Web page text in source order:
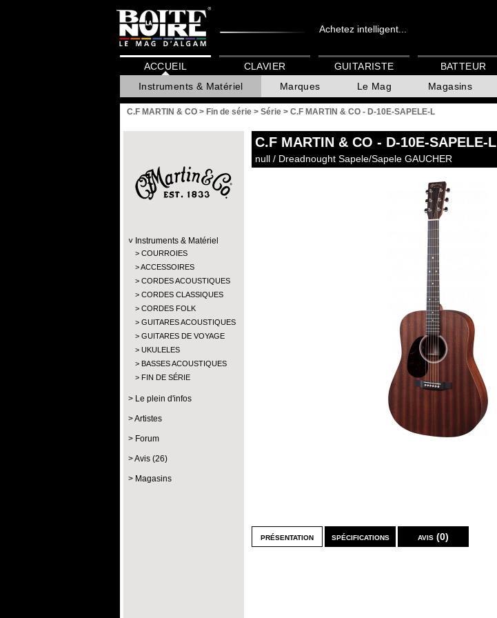
Achetez intelligent...
ACCUEIL
Instruments & Matériel
Marques Le Mag Magasins
CLAVIER GUITARISTE BATTEUR
C.F MARTIN & CO > Fin de série > Série > C.F MARTIN & CO - D-10E-SAPELE-L
Instruments & Matériel
COURROIES
ACCESSOIRES
CORDES ACOUSTIQUES
CORDES CLASSIQUES
CORDES FOLK
GUITARES ACOUSTIQUES
GUITARES DE VOYAGE
UKULELES
BASSES ACOUSTIQUES
FIN DE SÉRIE
Le plein d'infos
Artistes
Forum
Avis (26)
Magasins
C.F MARTIN & CO - D-10E-SAPELE-L
null / Dreadnought Sapele/Sapele GAUCHER
présentation spécifications avis (0)